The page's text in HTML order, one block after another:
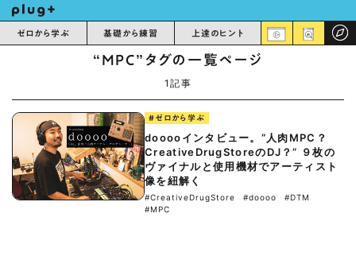
ゼロから学ぶ 基礎から練習 上達のヒント
“MPC”タグの一覧ページ
1記事
#ゼロから学ぶ
dooooインタビュー。“人肉MPC？
CreativeDrugStoreのDJ？” ９枚の
ヴァイナルと使用機材でアーティスト
像を紐解く
#CreativeDrugStore #doooo
#DTM
#MPC